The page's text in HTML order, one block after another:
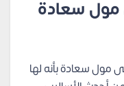
مول سعادة
مول سعادة بأنه لها